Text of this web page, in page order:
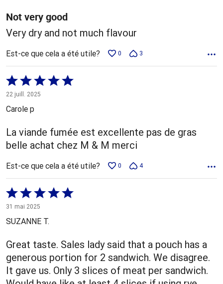
Not very good
Very dry and not much flavour
Est-ce que cela a été utile? 0 3
Coté
5 sur
5
22 juill. 2025
Carole p
La viande fumée est excellente pas de gras
belle achat chez M & M merci
Est-ce que cela a été utile? 0 4
Coté
5 sur
5
31 mai 2025
SUZANNE T.
Great taste. Sales lady said that a pouch has a
generous portion for 2 sandwich. We disagree.
It gave us. Only 3 slices of meat per sandwich.